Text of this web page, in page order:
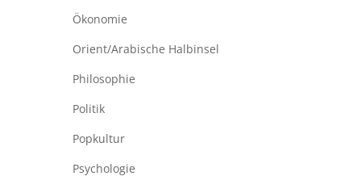
Ökonomie
Orient/Arabische Halbinsel
Philosophie
Politik
Popkultur
Psychologie